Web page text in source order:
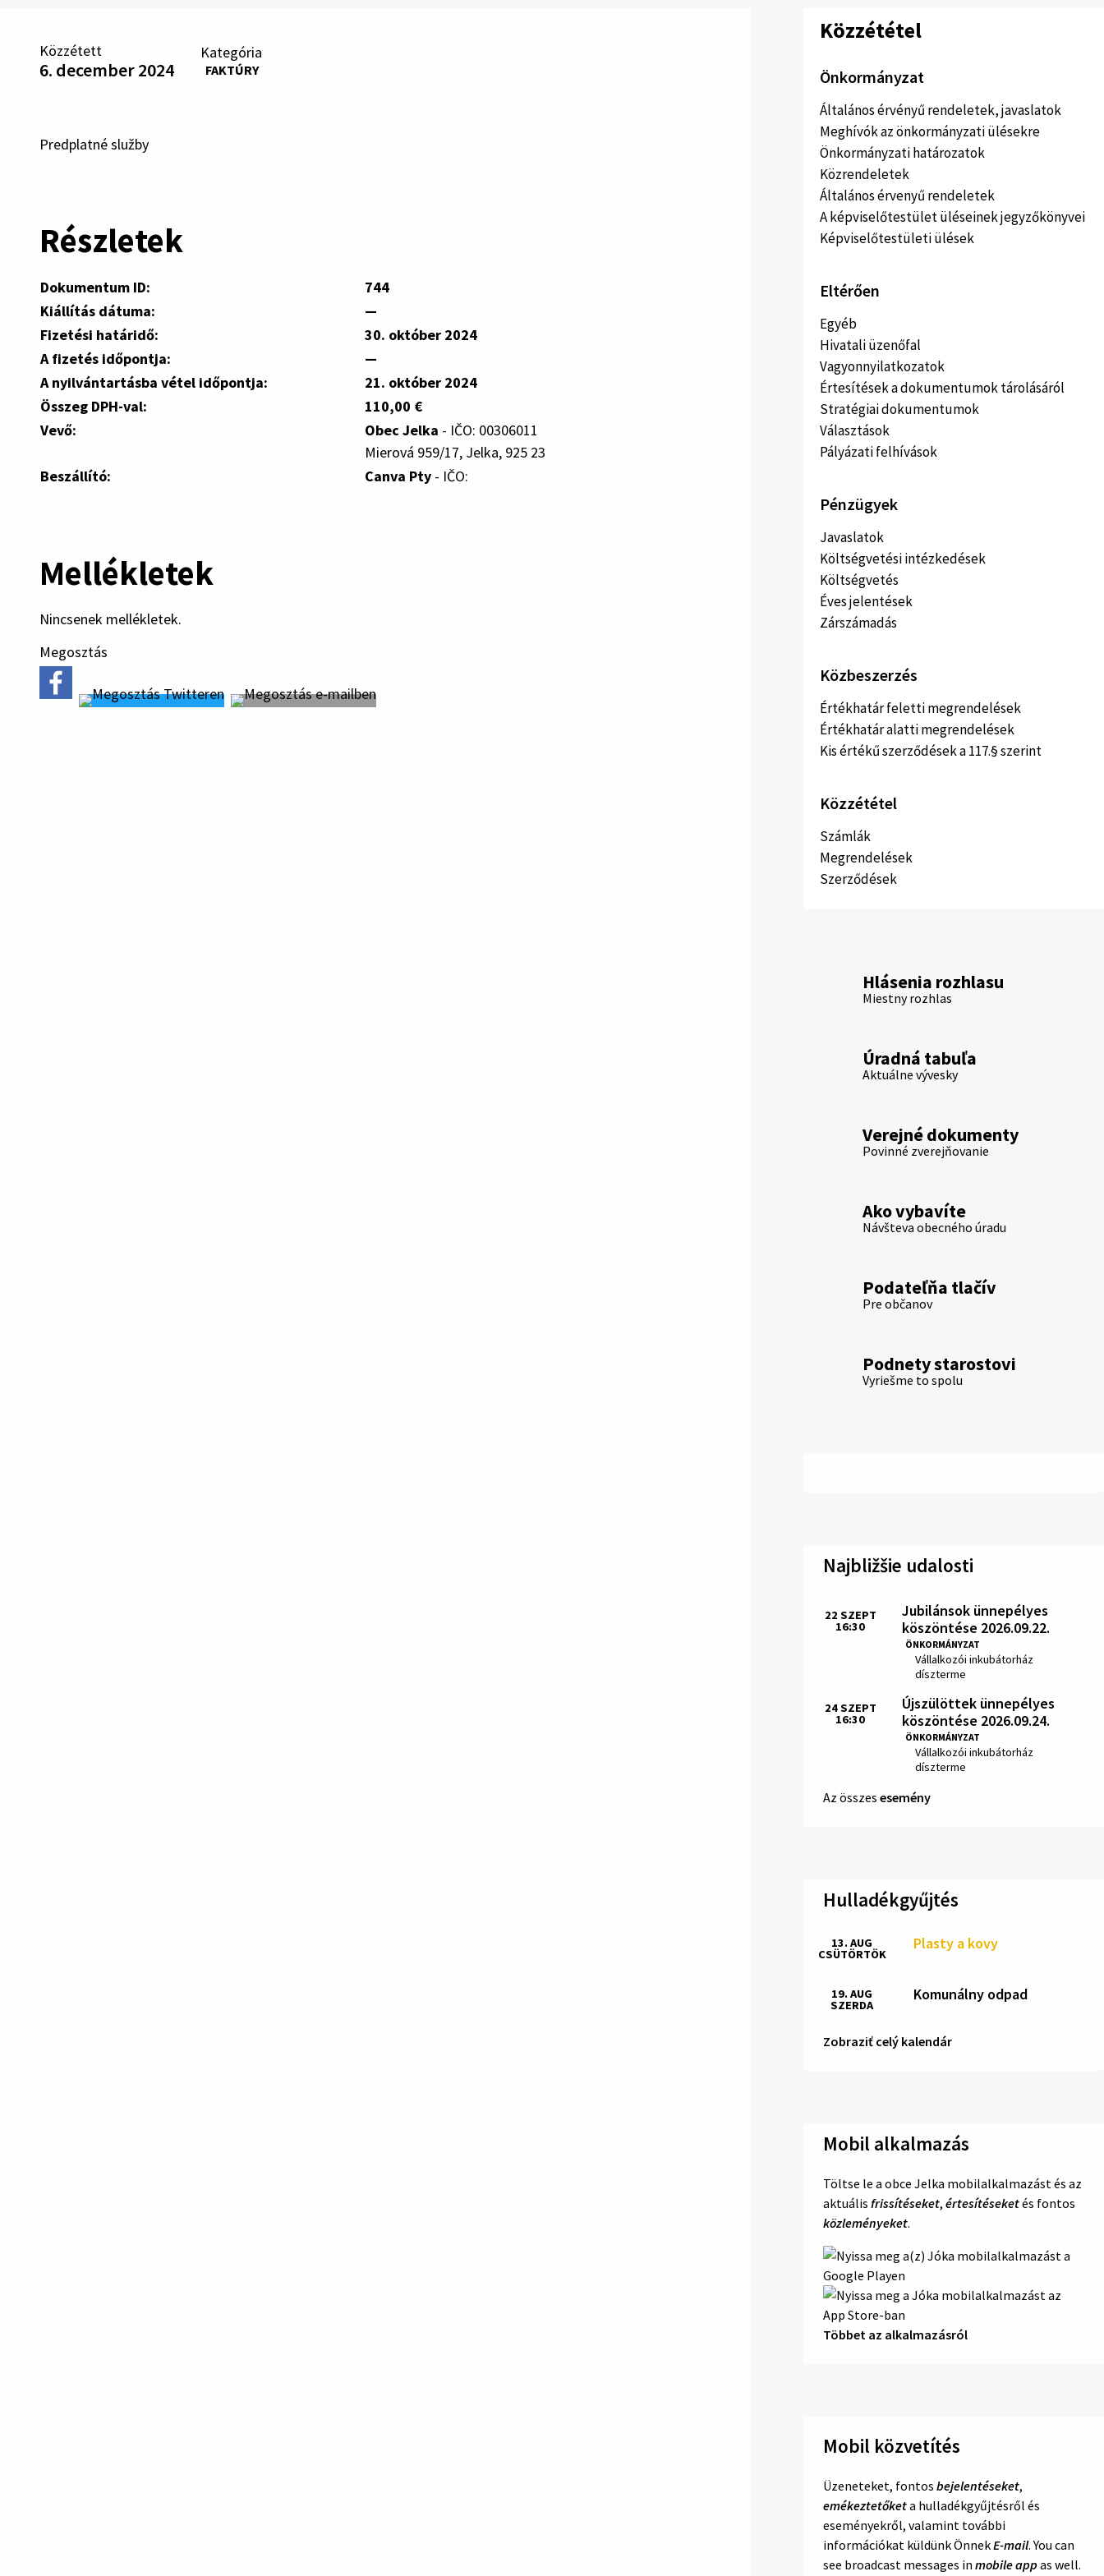
Közzétett
6. december 2024
Kategória
FAKTÚRY
Predplatné služby
Részletek
Dokumentum ID:
744
Kiállítás dátuma:
—
Fizetési határidő:
30. október 2024
A fizetés időpontja:
—
A nyilvántartásba vétel időpontja:
21. október 2024
Összeg DPH-val:
110,00 €
Vevő:
Obec Jelka - IČO: 00306011
Mierová 959/17, Jelka, 925 23
Beszállító:
Canva Pty - IČO:
Mellékletek
Nincsenek mellékletek.
Megosztás
Közzététel
Önkormányzat
Általános érvényű rendeletek, javaslatok
Meghívók az önkormányzati ülésekre
Önkormányzati határozatok
Közrendeletek
Általános érvenyű rendeletek
A képviselőtestület üléseinek jegyzőkönyvei
Képviselőtestületi ülések
Eltérően
Egyéb
Hivatali üzenőfal
Vagyonnyilatkozatok
Értesítések a dokumentumok tárolásáról
Stratégiai dokumentumok
Választások
Pályázati felhívások
Pénzügyek
Javaslatok
Költségvetési intézkedések
Költségvetés
Éves jelentések
Zárszámadás
Közbeszerzés
Értékhatár feletti megrendelések
Értékhatár alatti megrendelések
Kis értékű szerződések a 117.§ szerint
Közzététel
Számlák
Megrendelések
Szerződések
Hlásenia rozhlasu
Miestny rozhlas
Úradná tabuľa
Aktuálne vývesky
Verejné dokumenty
Povinné zverejňovanie
Ako vybavíte
Návšteva obecného úradu
Podateľňa tlačív
Pre občanov
Podnety starostovi
Vyriešme to spolu
Najbližšie udalosti
Jubilánsok ünnepélyes
köszöntése 2026.09.22.
ÖNKORMÁNYZAT
Hely:
Vállalkozói inkubátorház
díszterme
Idő:
22 SZEPT
16:30
Újszülöttek ünnepélyes
köszöntése 2026.09.24.
ÖNKORMÁNYZAT
Hely:
Vállalkozói inkubátorház
díszterme
Idő:
24SZEPT
16:30
Az összes esemény
Hulladékgyűjtés
Plasty a kovy
13. AUG
CSÜTÖRTÖK
Komunálny odpad
19. AUG
SZERDA
Zobraziť celý kalendár
Mobil alkalmazás
Töltse le a obce Jelka mobilalkalmazást és az
aktuális frissítéseket, értesítéseketés fontos
közleményeket.
Többet az alkalmazásról
Mobil közvetítés
Üzeneteket, fontos bejelentéseket,
emékeztetőketa hulladékgyűjtésről és
eseményekről, valamint további
információkat küldünk ÖnnekE-mail. You can
see broadcast messages in mobile app as well.